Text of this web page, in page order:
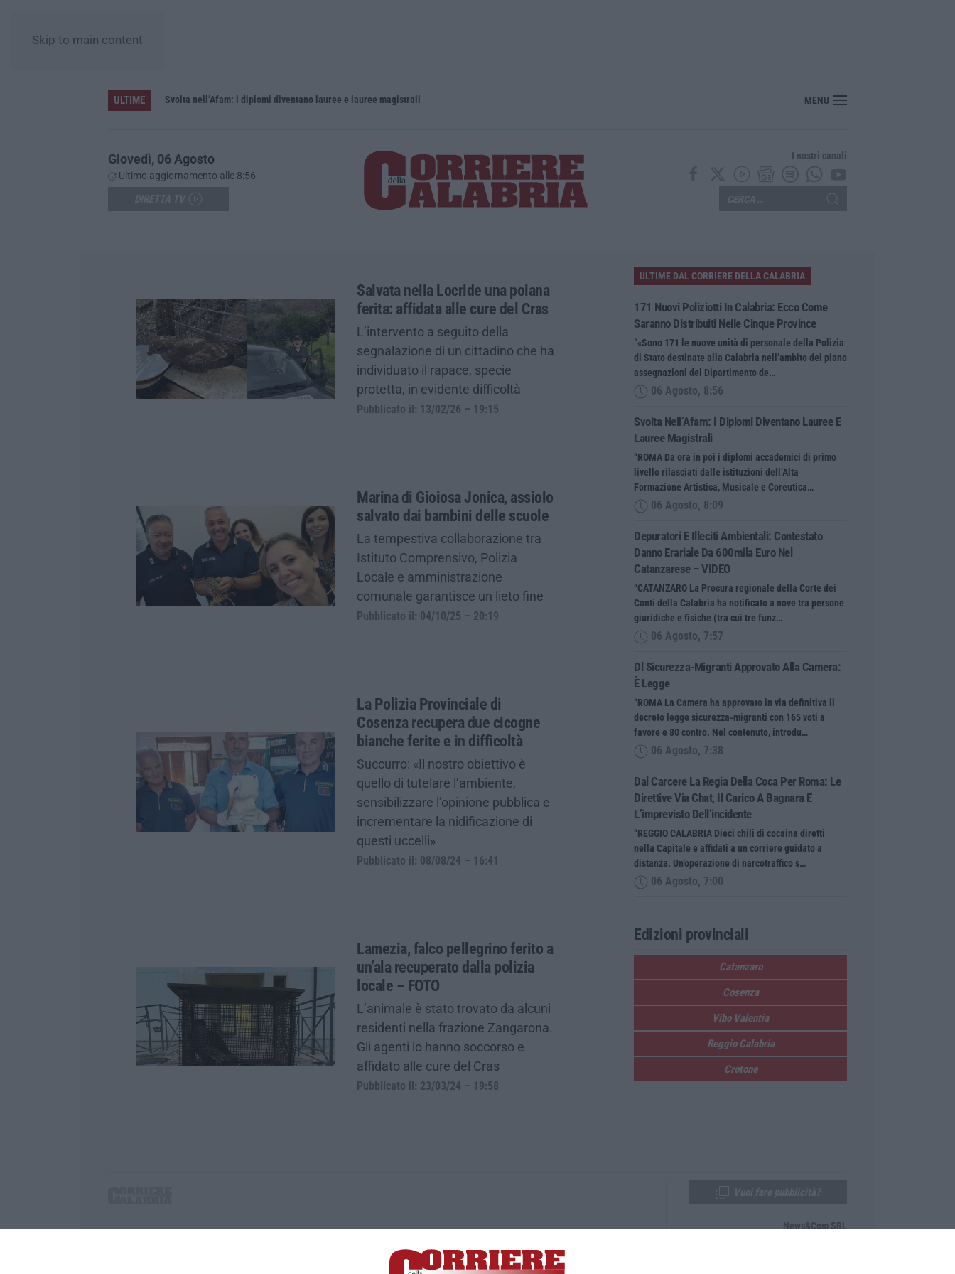
Skip to main content
ULTIME Svolta nell’Afam: i diplomi diventano lauree e lauree magistrali MENU
Giovedì, 06 Agosto
Ultimo aggiornamento alle 8:56
I nostri canali
Salvata nella Locride una poiana
ferita: affidata alle cure del Cras
L’intervento a seguito della
segnalazione di un cittadino che ha
individuato il rapace, specie
protetta, in evidente difficoltà
Pubblicato il: 13/02/26 – 19:15
Marina di Gioiosa Jonica, assiolo
salvato dai bambini delle scuole
La tempestiva collaborazione tra
Istituto Comprensivo, Polizia
Locale e amministrazione
comunale garantisce un lieto fine
Pubblicato il: 04/10/25 – 20:19
La Polizia Provinciale di
Cosenza recupera due cicogne
bianche ferite e in difficoltà
Succurro: «Il nostro obiettivo è
quello di tutelare l’ambiente,
sensibilizzare l’opinione pubblica e
incrementare la nidificazione di
questi uccelli»
Pubblicato il: 08/08/24 – 16:41
Lamezia, falco pellegrino ferito a
un’ala recuperato dalla polizia
locale – FOTO
L’animale è stato trovato da alcuni
residenti nella frazione Zangarona.
Gli agenti lo hanno soccorso e
affidato alle cure del Cras
Pubblicato il: 23/03/24 – 19:58
ULTIME DAL CORRIERE DELLA CALABRIA
171 Nuovi Poliziotti In Calabria: Ecco Come
Saranno Distribuiti Nelle Cinque Province
“«Sono 171 le nuove unità di personale della Polizia
di Stato destinate alla Calabria nell’ambito del piano
assegnazioni del Dipartimento de…
06 Agosto, 8:56
Svolta Nell’Afam: I Diplomi Diventano Lauree E
Lauree Magistrali
“ROMA Da ora in poi i diplomi accademici di primo
livello rilasciati dalle istituzioni dell’Alta
Formazione Artistica, Musicale e Coreutica…
06 Agosto, 8:09
Depuratori E Illeciti Ambientali: Contestato
Danno Erariale Da 600mila Euro Nel
Catanzarese – VIDEO
“CATANZARO La Procura regionale della Corte dei
Conti della Calabria ha notificato a nove tra persone
giuridiche e fisiche (tra cui tre funz…
06 Agosto, 7:57
Dl Sicurezza-Migranti Approvato Alla Camera:
È Legge
“ROMA La Camera ha approvato in via definitiva il
decreto legge sicurezza-migranti con 165 voti a
favore e 80 contro. Nel contenuto, introdu…
06 Agosto, 7:38
Dal Carcere La Regia Della Coca Per Roma: Le
Direttive Via Chat, Il Carico A Bagnara E
L’imprevisto Dell’incidente
“REGGIO CALABRIA Dieci chili di cocaina diretti
nella Capitale e affidati a un corriere guidato a
distanza. Un’operazione di narcotraffico s…
06 Agosto, 7:00
Edizioni provinciali
Catanzaro
Cosenza
Vibo Valentia
Reggio Calabria
Crotone
P.IVA. 03199620794, Via del mare 6/G, S.Eufemia, Lamezia Terme (CZ)
News&Com SRL